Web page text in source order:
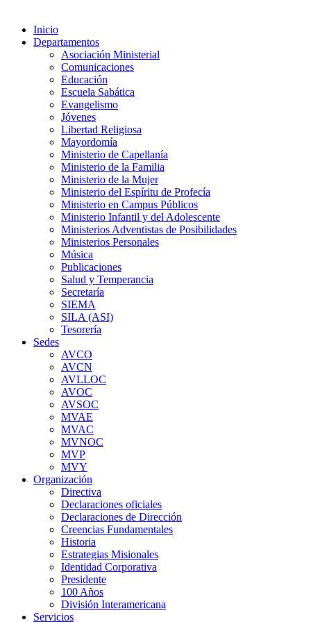
Inicio
Departamentos
Asociación Ministerial
Comunicaciones
Educación
Escuela Sabática
Evangelismo
Jóvenes
Libertad Religiosa
Mayordomía
Ministerio de Capellanía
Ministerio de la Familia
Ministerio de la Mujer
Ministerio del Espíritu de Profecía
Ministerio en Campus Públicos
Ministerio Infantil y del Adolescente
Ministerios Adventistas de Posibilidades
Ministerios Personales
Música
Publicaciones
Salud y Temperancia
Secretaría
SIEMA
SILA (ASI)
Tesorería
Sedes
AVCO
AVCN
AVLLOC
AVOC
AVSOC
MVAE
MVAC
MVNOC
MVP
MVY
Organización
Directiva
Declaraciones oficiales
Declaraciones de Dirección
Creencias Fundamentales
Historia
Estrategias Misionales
Identidad Corporativa
Presidente
100 Años
División Interamericana
Servicios